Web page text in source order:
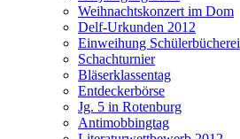
Weihnachtskonzert im Dom
Delf-Urkunden 2012
Einweihung Schülerbücherei
Schachturnier
Bläserklassentag
Entdeckerbörse
Jg. 5 in Rotenburg
Antimobbingtag